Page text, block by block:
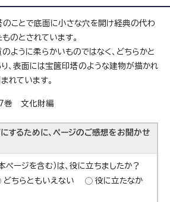
ことで底面に小さな穴を開け経典の代わ
のとされています。
ように柔らかいものではなく、どちらかと
、表面には宝篋印塔のような建物が描かれ
れています。
7巻 文化財編
するために、ページのご感想をお聞かせ
ページを含む）は、役に立ちましたか？
どちらともいえない
役に立たなか